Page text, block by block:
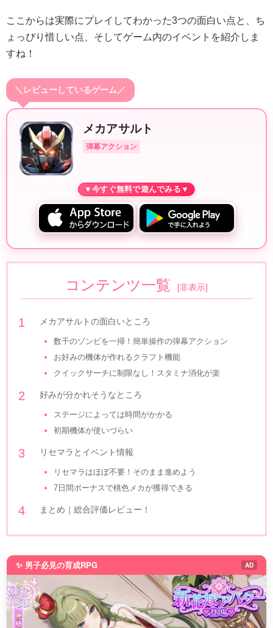
ここからは実際にプレイしてわかった3つの面白い点と、ち
ょっぴり惜しい点、そしてゲーム内のイベントを紹介しま
すね！
＼レビューしているゲーム／
メカアサルト
弾幕アクション
コンテンツ一覧 [非表示]
メカアサルトの面白いところ
数千のゾンビを一掃！簡単操作の弾幕アクション
お好みの機体が作れるクラフト機能
クイックサーチに制限なし！スタミナ消化が楽
好みが分かれそうなところ
ステージによっては時間がかかる
初期機体が使いづらい
リセマラとイベント情報
リセマラはほぼ不要！そのまま進めよう
7日間ボーナスで桃色メカが獲得できる
まとめ｜総合評価レビュー！
✨ 男子必見の育成RPG AD